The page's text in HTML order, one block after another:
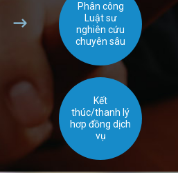
Phân công
Luật sư
nghiên cứu
chuyên sâu
Kết
thúc/thanh lý
hơp đồng dịch
vụ